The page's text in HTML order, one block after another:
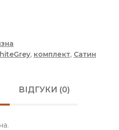
, комплект, Сатин
ВІДГУКИ (0)